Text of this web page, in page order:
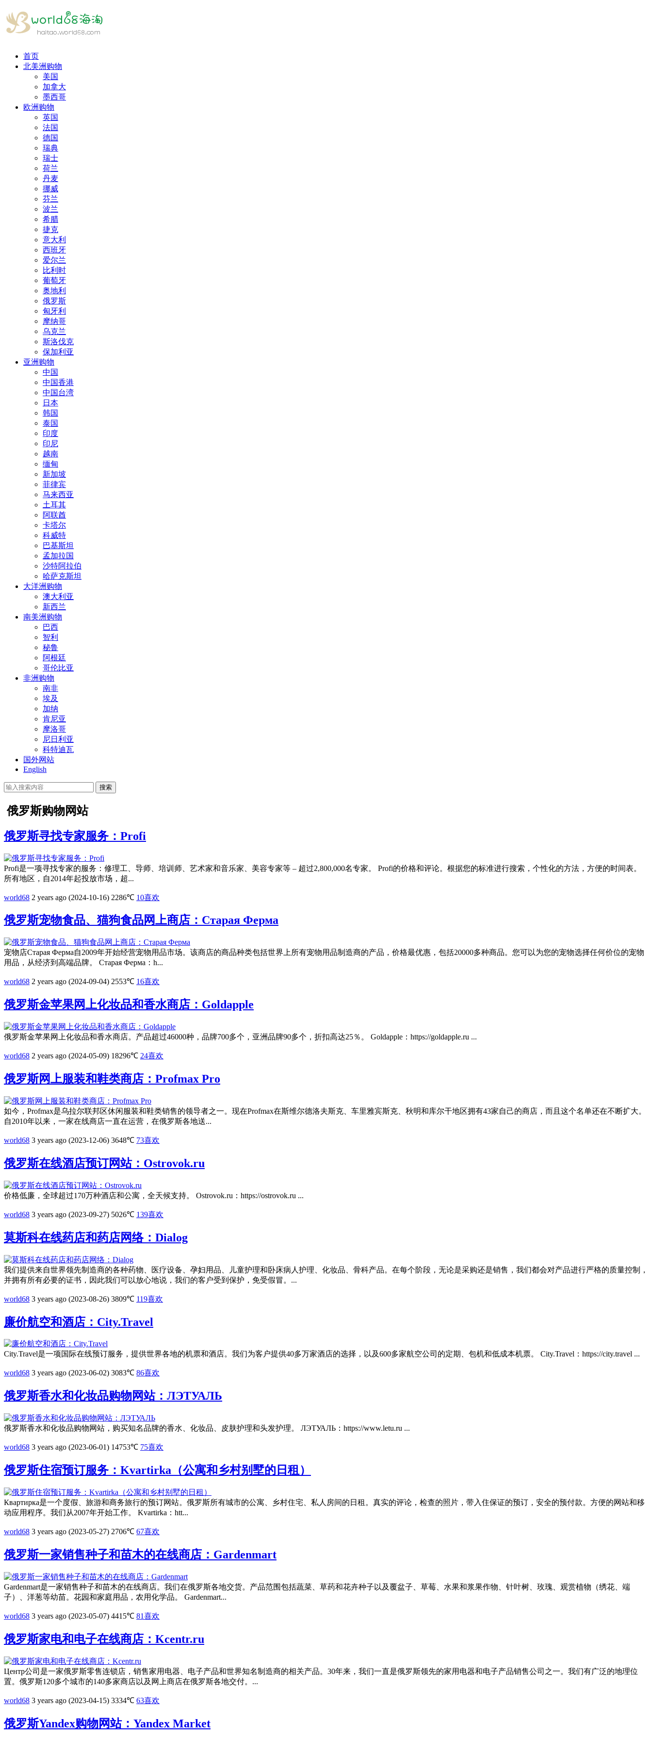
首页
北美洲购物
美国
加拿大
墨西哥
欧洲购物
英国
法国
德国
瑞典
瑞士
荷兰
丹麦
挪威
芬兰
波兰
希腊
捷克
意大利
西班牙
爱尔兰
比利时
葡萄牙
奥地利
俄罗斯
匈牙利
摩纳哥
乌克兰
斯洛伐克
保加利亚
亚洲购物
中国
中国香港
中国台湾
日本
韩国
泰国
印度
印尼
越南
缅甸
新加坡
菲律宾
马来西亚
土耳其
阿联酋
卡塔尔
科威特
巴基斯坦
孟加拉国
沙特阿拉伯
哈萨克斯坦
大洋洲购物
澳大利亚
新西兰
南美洲购物
巴西
智利
秘鲁
阿根廷
哥伦比亚
非洲购物
南非
埃及
加纳
肯尼亚
摩洛哥
尼日利亚
科特迪瓦
国外网站
English
搜索
俄罗斯购物网站
俄罗斯寻找专家服务：Profi
Profi是一项寻找专家的服务：修理工、导师、培训师、艺术家和音乐家、美容专家等 – 超过2,800,000名专家。 Profi的价格和评论。根据您的标准进行搜索，个性化的方法，方便的时间表。
所有地区，自2014年起投放市场，超...
world68 2 years ago (2024-10-16) 2286℃ 10喜欢
俄罗斯宠物食品、猫狗食品网上商店：Старая Ферма
宠物店Старая Ферма自2009年开始经营宠物用品市场。该商店的商品种类包括世界上所有宠物用品制造商的产品，价格最优惠，包括20000多种商品。您可以为您的宠物选择任何价位的宠物
用品，从经济到高端品牌。 Старая Ферма：h...
world68 2 years ago (2024-09-04) 2553℃ 16喜欢
俄罗斯金苹果网上化妆品和香水商店：Goldapple
俄罗斯金苹果网上化妆品和香水商店。产品超过46000种，品牌700多个，亚洲品牌90多个，折扣高达25％。 Goldapple：https://goldapple.ru ...
world68 2 years ago (2024-05-09) 18296℃ 24喜欢
俄罗斯网上服装和鞋类商店：Profmax Pro
如今，Profmax是乌拉尔联邦区休闲服装和鞋类销售的领导者之一。现在Profmax在斯维尔德洛夫斯克、车里雅宾斯克、秋明和库尔干地区拥有43家自己的商店，而且这个名单还在不断扩大。
自2010年以来，一家在线商店一直在运营，在俄罗斯各地送...
world68 3 years ago (2023-12-06) 3648℃ 73喜欢
俄罗斯在线酒店预订网站：Ostrovok.ru
价格低廉，全球超过170万种酒店和公寓，全天候支持。 Ostrovok.ru：https://ostrovok.ru ...
world68 3 years ago (2023-09-27) 5026℃ 139喜欢
莫斯科在线药店和药店网络：Dialog
我们提供来自世界领先制造商的各种药物、医疗设备、孕妇用品、儿童护理和卧床病人护理、化妆品、骨科产品。在每个阶段，无论是采购还是销售，我们都会对产品进行严格的质量控制，
并拥有所有必要的证书，因此我们可以放心地说，我们的客户受到保护，免受假冒。...
world68 3 years ago (2023-08-26) 3809℃ 119喜欢
廉价航空和酒店：City.Travel
City.Travel是一项国际在线预订服务，提供世界各地的机票和酒店。我们为客户提供40多万家酒店的选择，以及600多家航空公司的定期、包机和低成本机票。 City.Travel：https://city.travel ...
world68 3 years ago (2023-06-02) 3083℃ 86喜欢
俄罗斯香水和化妆品购物网站：ЛЭТУАЛЬ
俄罗斯香水和化妆品购物网站，购买知名品牌的香水、化妆品、皮肤护理和头发护理。 ЛЭТУАЛЬ：https://www.letu.ru ...
world68 3 years ago (2023-06-01) 14753℃ 75喜欢
俄罗斯住宿预订服务：Kvartirka（公寓和乡村别墅的日租）
Квартирка是一个度假、旅游和商务旅行的预订网站。俄罗斯所有城市的公寓、乡村住宅、私人房间的日租。真实的评论，检查的照片，带入住保证的预订，安全的预付款。方便的网站和移
动应用程序。我们从2007年开始工作。 Kvartirka：htt...
world68 3 years ago (2023-05-27) 2706℃ 67喜欢
俄罗斯一家销售种子和苗木的在线商店：Gardenmart
Gardenmart是一家销售种子和苗木的在线商店。我们在俄罗斯各地交货。产品范围包括蔬菜、草药和花卉种子以及覆盆子、草莓、水果和浆果作物、针叶树、玫瑰、观赏植物（绣花、端
子）、洋葱等幼苗。花园和家庭用品，农用化学品。 Gardenmart...
world68 3 years ago (2023-05-07) 4415℃ 81喜欢
俄罗斯家电和电子在线商店：Kcentr.ru
Центр公司是一家俄罗斯零售连锁店，销售家用电器、电子产品和世界知名制造商的相关产品。30年来，我们一直是俄罗斯领先的家用电器和电子产品销售公司之一。我们有广泛的地理位
置。俄罗斯120多个城市的140多家商店以及网上商店在俄罗斯各地交付。...
world68 3 years ago (2023-04-15) 3334℃ 63喜欢
俄罗斯Yandex购物网站：Yandex Market